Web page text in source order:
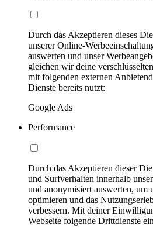
Durch das Akzeptieren dieses
unserer Online-
auswerten und unser
gleichen wir deine
mit folgenden externen
Dienste bereits nutzt:
Google Ads
Performance
Durch das Akzeptieren dieser
und Surfverhalten innerhalb
und anonymisiert auswerten, um
optimieren und das
verbessern. Mit deiner
Webseite folgende Drittdienste